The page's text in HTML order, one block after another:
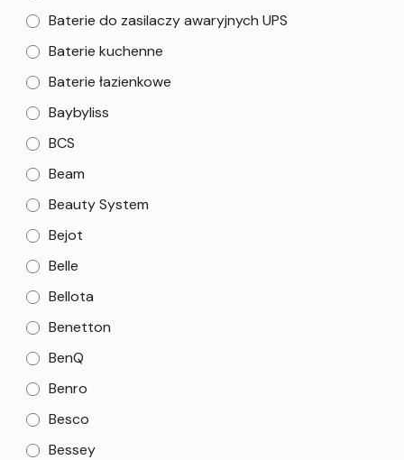
Baterie do zasilaczy awaryjnych UPS
Baterie kuchenne
Baterie łazienkowe
Baybyliss
BCS
Beam
Beauty System
Bejot
Belle
Bellota
Benetton
BenQ
Benro
Besco
Bessey